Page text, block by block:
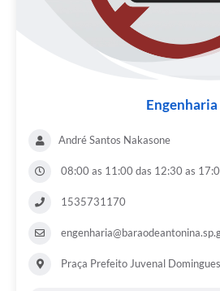
Engenharia
André Santos Nakasone
08:00 as 11:00 das 12:30 as
1535731170
Praça Prefeito Juvenal